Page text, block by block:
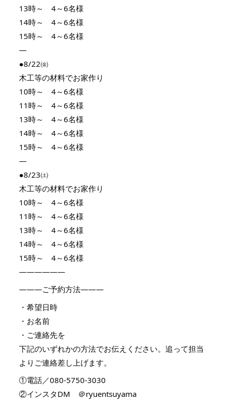
13時～ 4～6名様
14時～ 4～6名様
15時～ 4～6名様
—
●8/22㈮
木工等の材料でお家作り
10時～ 4～6名様
11時～ 4～6名様
13時～ 4～6名様
14時～ 4～6名様
15時～ 4～6名様
—
●8/23㈯
木工等の材料でお家作り
10時～ 4～6名様
11時～ 4～6名様
13時～ 4～6名様
14時～ 4～6名様
15時～ 4～6名様
——————
———ご予約方法———
・希望日時
・お名前
・ご連絡先を
下記のいずれかの方法でお伝えください。追って担当
よりご連絡差し上げます。
①電話／080-5750-3030
②インスタDM ＠ryuentsuyama